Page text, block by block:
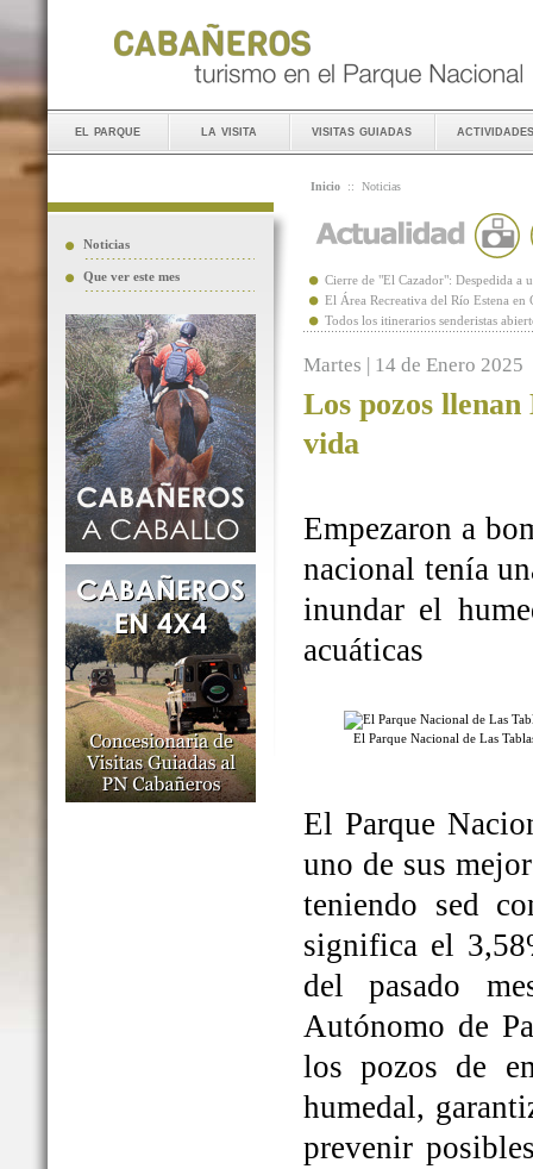
el parque la visita visitas guiadas actividades
Noticias
Que ver este mes
Inicio :: Noticias
Cierre de "El Cazador": Despedida a
El Área Recreativa del Río Estena
Todos los itinerarios senderistas
Martes | 14 de Enero 2025
Los pozos
vida
Empezaron a
nacional tenía
inundar el
acuáticas
El Parque Nacional de Las
El Parque
uno de sus
teniendo sed
significa el
del pasado
Autónomo de
los pozos de
humedal,
prevenir